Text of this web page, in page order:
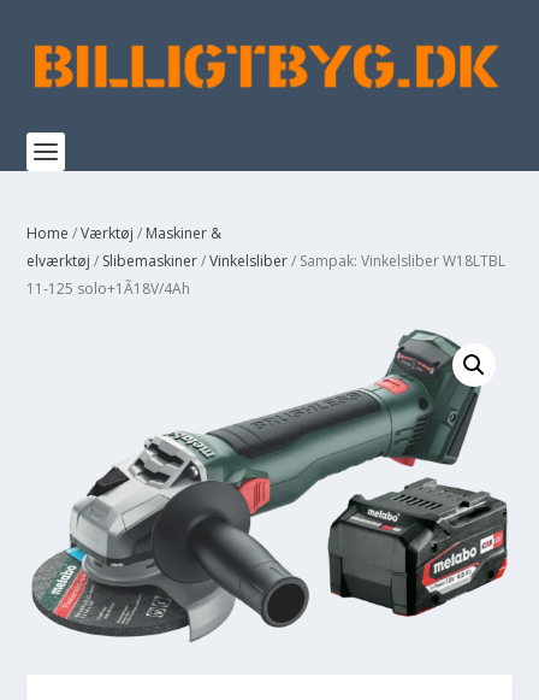
Home /Værktøj / Maskiner &
elværktøj / Slibemaskiner/Vinkelsliber/ Sampak: Vinkelsliber W18LTBL
11-125 solo+1Ã18V/4Ah